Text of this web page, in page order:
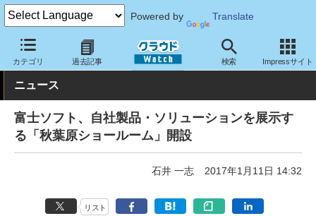
Powered by Translate
カテゴリ 過去記事 検索 Impressサイト
クラウド Watch トピック 業界動向
ニュース
富士ソフト、自社製品・ソリューションを展示す
る「秋葉原ショールーム」開設
石井 一志 2017年1月11日 14:32
リスト